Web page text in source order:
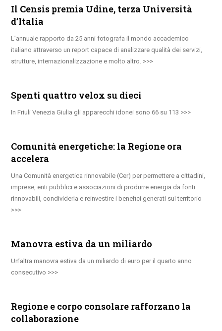
Il Censis premia Udine, terza Università
d’Italia
L’annuale rapporto da 25 anni fotografa il mondo accademico
italiano attraverso un report capace di analizzare qualità dei servizi,
strutture, internazionalizzazione e molto altro.
Spenti quattro velox su dieci
In Friuli Venezia Giulia gli apparecchi idonei sono 66 su 113
Comunità energetiche: la Regione ora
accelera
Una Comunità energetica rinnovabile (Cer) per permettere a cittadini,
imprese, enti pubblici e associazioni di produrre energia da fonti
rinnovabili, condividerla e reinvestire i benefici generati sul territorio
Manovra estiva da un miliardo
Un’altra manovra estiva da un miliardo di euro per il quarto anno
consecutivo
Regione e corpo consolare rafforzano la
collaborazione